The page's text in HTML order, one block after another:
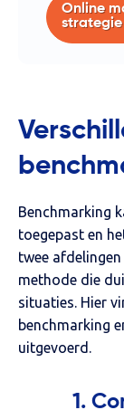
Online
Benchmarking
toegepast en
twee
methode die
situaties. Hier
benchmarking
uitgevoerd.
1.